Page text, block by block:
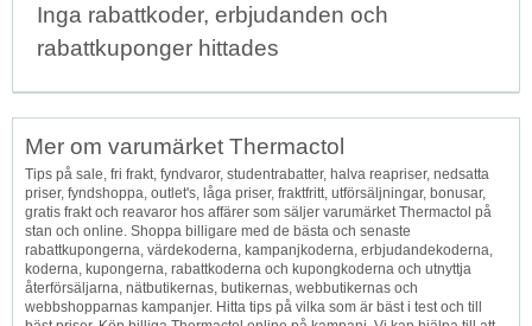
Inga rabattkoder, erbjudanden och
rabattkuponger hittades
Mer om varumärket Thermactol
Tips på sale, fri frakt, fyndvaror, studentrabatter, halva reapriser, nedsatta
priser, fyndshoppa, outlet's, låga priser, fraktfritt, utförsäljningar, bonusar,
gratis frakt och reavaror hos affärer som säljer varumärket Thermactol på
stan och online. Shoppa billigare med de bästa och senaste
rabattkupongerna, värdekoderna, kampanjkoderna, erbjudandekoderna,
koderna, kupongerna, rabattkoderna och kupongkoderna och utnyttja
återförsäljarna, nätbutikernas, butikernas, webbutikernas och
webbshopparnas kampanjer. Hitta tips på vilka som är bäst i test och till